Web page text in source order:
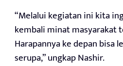
“Melalui kegiatan ini kita
kembali minat masyarakat
Harapannya ke depan bisa
serupa,” ungkap Nashir.